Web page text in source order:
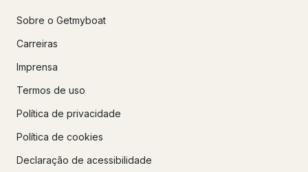
Sobre o Getmyboat
Carreiras
Imprensa
Termos de uso
Política de privacidade
Política de cookies
Declaração de acessibilidade